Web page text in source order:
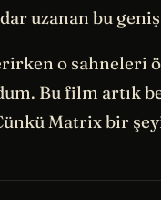
uzanan bu geniş
o sahneleri
Bu film artık
Matrix bir